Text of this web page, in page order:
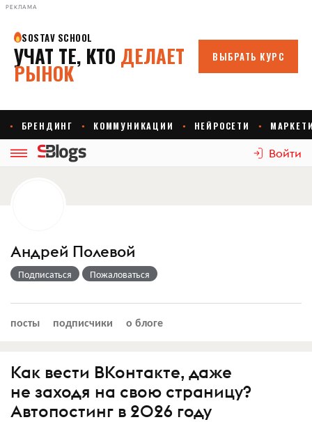
РЕКЛАМА
Войти
Андрей Полевой
Подписаться Пожаловаться
посты подписчики о блоге
Как вести ВКонтакте, даже
не заходя на свою страницу?
Автопостинг в 2026 году